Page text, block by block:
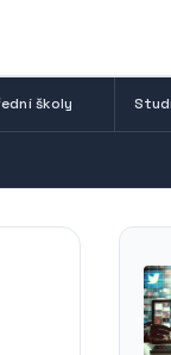
školy